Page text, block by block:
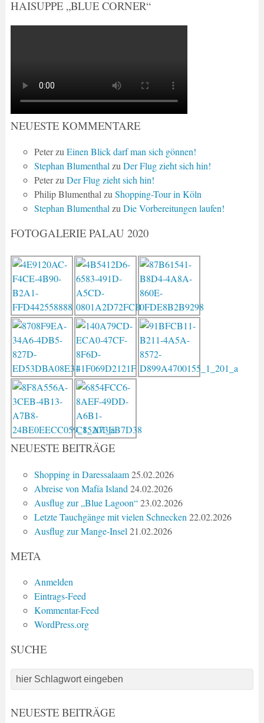
HAISUPPE „BLUE CORNER“
NEUESTE KOMMENTARE
PeterzuEinen Blick darf man sich gönnen!
Stephan BlumenthalzuDer Flug zieht sich hin!
PeterzuDer Flug zieht sich hin!
Philip BlumenthalzuShopping-Tour in Köln
Stephan BlumenthalzuDie Vorbereitungen laufen!
FOTOGALERIE PALAU 2020
NEUESTE BEITRÄGE
Shopping in Daressalaam 25.02.2026
Abreise von Mafía Island 24.02.2026
Ausflug zur „Blue Lagoon“ 23.02.2026
Letzte Tauchgänge mit vielen Schnecken 22.02.2026
Ausflug zur Mange-Insel 21.02.2026
META
Anmelden
Eintrags-Feed
Kommentar-Feed
WordPress.org
SUCHE
NEUESTE BEITRÄGE